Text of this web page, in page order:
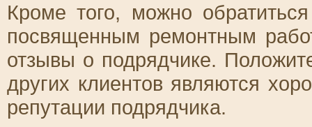
Кроме того, можно
посвященным ремонтным
отзывы о подрядчике.
других клиентов являются
репутации подрядчика.